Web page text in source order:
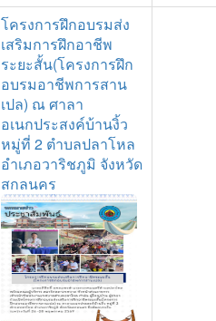
โครงการฝึกอบรมส่ง
เสริมการฝึกอาชีพ
ระยะสั้น(โครงการฝึก
อบรมอาชีพการสาน
เปล) ณ ศาลา
อเนกประสงค์บ้านงิ้ว
หมู่ที่ 2 ตำบลปลาโหล
อำเภอวาริชภูมิ จังหวัด
สกลนคร